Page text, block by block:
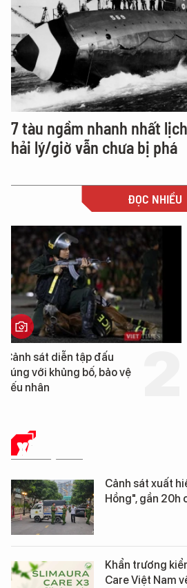
7 tàu ngầm nhanh nhất
hải lý/giờ vẫn chưa bị phá
ĐỌC NHIỀU
Hình ảnh đầu tiên về siêu
tàu sân bay USS George
Washington vừa đến Đà
XÃ HỘI SỐ
Cảnh sát xuất
Hồng", gần 20h
Khẩn trương
Care Việt Nam